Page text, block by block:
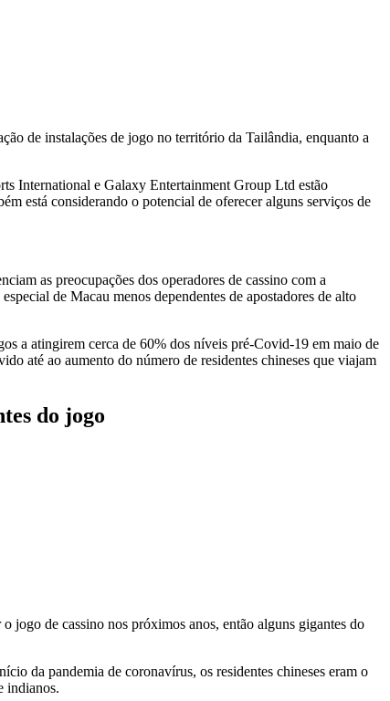
de instalações de jogo no território da Tailândia, enquanto a
International e Galaxy Entertainment Group Ltd estão
está considerando o potencial de oferecer alguns serviços de
as preocupações dos operadores de cassino com a
de Macau menos dependentes de apostadores de alto
a atingirem cerca de 60% dos níveis pré-Covid-19 em maio de
até ao aumento do número de residentes chineses que viajam
do jogo
jogo de cassino nos próximos anos, então alguns gigantes do
da pandemia de coronavírus, os residentes chineses eram o
indianos.